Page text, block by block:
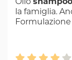
Olio
la famiglia.